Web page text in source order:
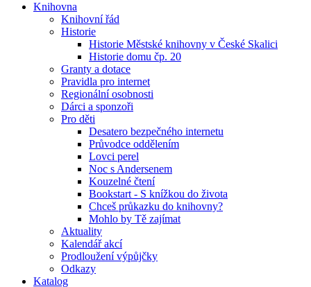
Knihovna
Knihovní řád
Historie
Historie Městské knihovny v České Skalici
Historie domu čp. 20
Granty a dotace
Pravidla pro internet
Regionální osobnosti
Dárci a sponzoři
Pro děti
Desatero bezpečného internetu
Průvodce oddělením
Lovci perel
Noc s Andersenem
Kouzelné čtení
Bookstart - S knížkou do života
Chceš průkazku do knihovny?
Mohlo by Tě zajímat
Aktuality
Kalendář akcí
Prodloužení výpůjčky
Odkazy
Katalog